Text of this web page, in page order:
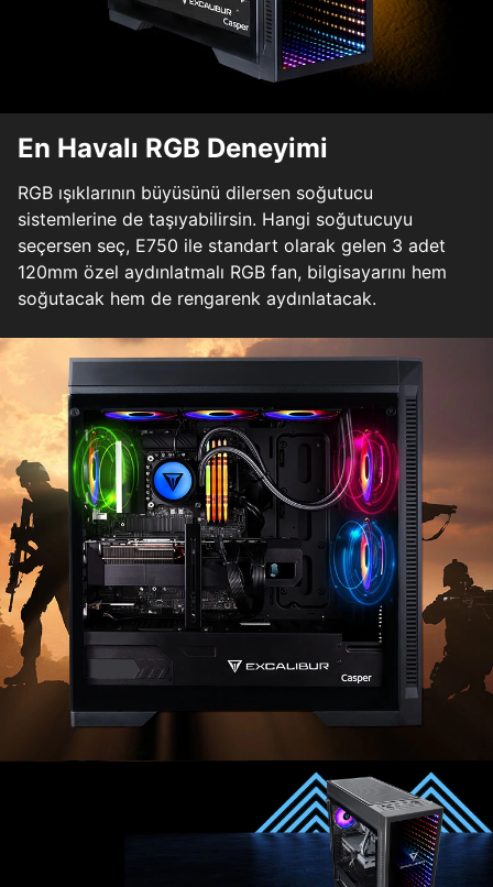
En Havalı RGB Deneyimi
RGB ışıklarının büyüsünü dilersen soğutucu
sistemlerine de taşıyabilirsin. Hangi soğutucuyu
seçersen seç, E750 ile standart olarak gelen 3 adet
120mm özel aydınlatmalı RGB fan, bilgisayarını hem
soğutacak hem de rengarenk aydınlatacak.